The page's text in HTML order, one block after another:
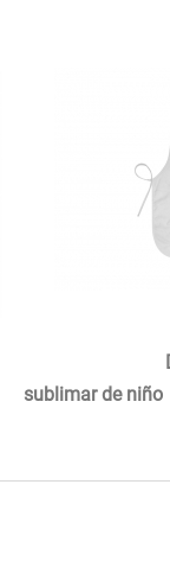
Delantal
sublimar de niño